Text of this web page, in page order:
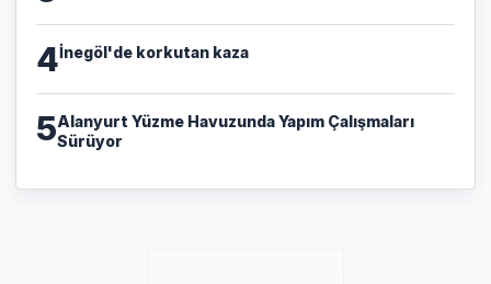
4İnegöl'de korkutan kaza
5Alanyurt Yüzme Havuzunda Yapım Çalışmaları
Sürüyor